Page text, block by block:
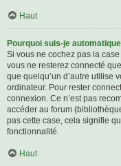
Haut
Pourquoi suis-je
Si vous ne cochez pas la case
vous ne resterez connecté
que quelqu’un d’autre utilise
ordinateur. Pour rester
connexion. Ce n’est pas
accéder au forum
pas cette case, cela signifie
fonctionnalité.
Haut